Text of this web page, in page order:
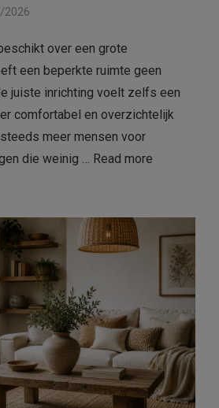
2026
over een grote
een beperkte ruimte geen
juiste inrichting voelt zelfs een
comfortabel en overzichtelijk
meer mensen voor
die weinig … Read more